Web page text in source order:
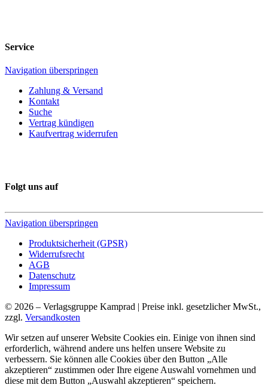
Service
Navigation überspringen
Zahlung & Versand
Kontakt
Suche
Vertrag kündigen
Kaufvertrag widerrufen
Folgt uns auf
Navigation überspringen
Produktsicherheit (GPSR)
Widerrufsrecht
AGB
Datenschutz
Impressum
© 2026 – Verlagsgruppe Kamprad | Preise inkl. gesetzlicher MwSt.,
zzgl. Versandkosten
Wir setzen auf unserer Website Cookies ein. Einige von ihnen sind
erforderlich, während andere uns helfen unsere Website zu
verbessern. Sie können alle Cookies über den Button „Alle
akzeptieren“ zustimmen oder Ihre eigene Auswahl vornehmen und
diese mit dem Button „Auswahl akzeptieren“ speichern.